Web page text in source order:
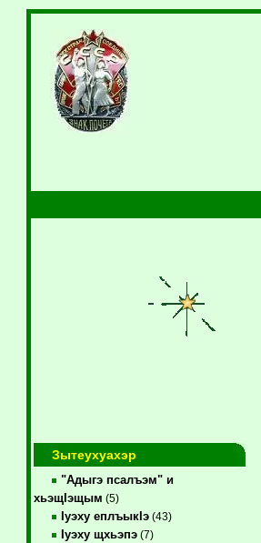
Зытеухуахэр
"Адыгэ псалъэм" и
хьэщIэщым (5)
Iуэху еплъыкIэ(43)
Iуэху щхьэпэ(7)